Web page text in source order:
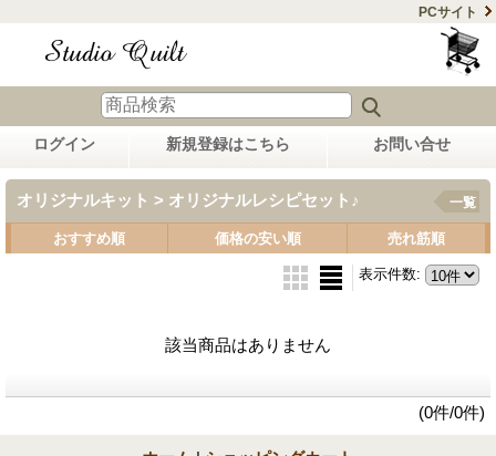
PCサイト
ログイン 新規登録はこちら お問い合せ
オリジナルキット > オリジナルレシピセット♪ 一覧
おすすめ順 価格の安い順 売れ筋順
表示件数:
該当商品はありません
(0件/0件)